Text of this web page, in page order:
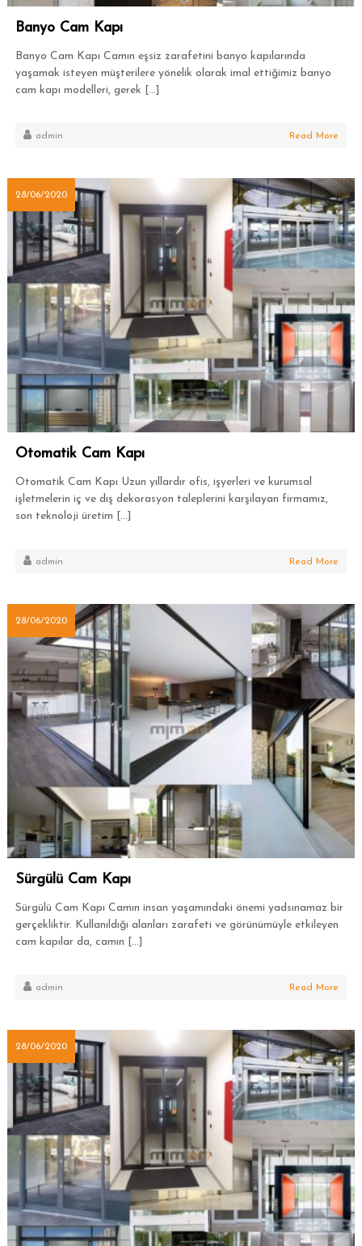
Banyo Cam Kapı
Banyo Cam Kapı Camın eşsiz zarafetini banyo kapılarında
yaşamak isteyen müşterilere yönelik olarak imal ettiğimiz banyo
cam kapı modelleri, gerek […]
admin Read More
28/06/2020
Otomatik Cam Kapı
Otomatik Cam Kapı Uzun yıllardır ofis, işyerleri ve kurumsal
işletmelerin iç ve dış dekorasyon taleplerini karşılayan firmamız,
son teknoloji üretim […]
admin Read More
28/06/2020
Sürgülü Cam Kapı
Sürgülü Cam Kapı Camın insan yaşamındaki önemi yadsınamaz bir
gerçekliktir. Kullanıldığı alanları zarafeti ve görünümüyle etkileyen
cam kapılar da, camın […]
admin Read More
28/06/2020